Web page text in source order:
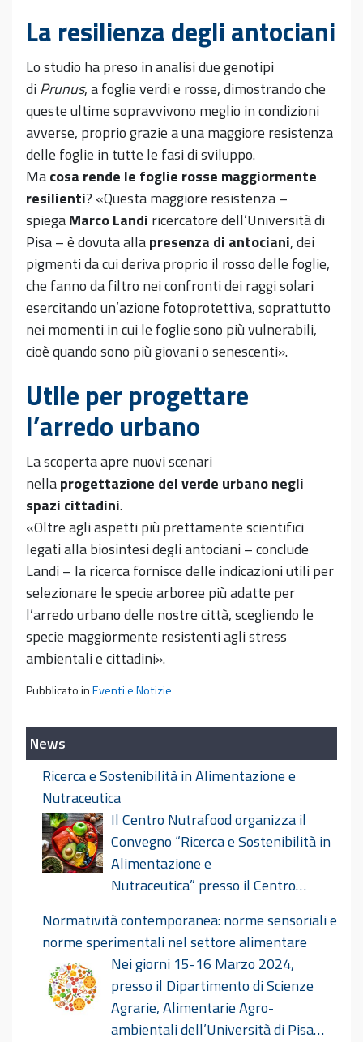
La resilienza degli antociani
Lo studio ha preso in analisi due genotipi
diPrunus, a foglie verdi e rosse, dimostrando che
queste ultime sopravvivono meglio in condizioni
avverse, proprio grazie a una maggiore resistenza
delle foglie in tutte le fasi di sviluppo.
Macosa rende le foglie rosse maggiormente
resilienti? «Questa maggiore resistenza –
spiegaMarco Landi ricercatore dell’Università di
Pisa – è dovuta allapresenza di antociani, dei
pigmenti da cui deriva proprio il rosso delle foglie,
che fanno da filtro nei confronti dei raggi solari
esercitando un’azione fotoprotettiva, soprattutto
nei momenti in cui le foglie sono più vulnerabili,
cioè quando sono più giovani o senescenti».
Utile per progettare
l’arredo urbano
La scoperta apre nuovi scenari
nellaprogettazione del verde urbano negli
spazi cittadini.
«Oltre agli aspetti più prettamente scientifici
legati alla biosintesi degli antociani – conclude
Landi – la ricerca fornisce delle indicazioni utili per
selezionare le specie arboree più adatte per
l’arredo urbano delle nostre città, scegliendo le
specie maggiormente resistenti agli stress
ambientali e cittadini».
Pubblicato inEventi e Notizie
News
Ricerca e Sostenibilità in Alimentazione e
Nutraceutica
Il Centro Nutrafood organizza il
Convegno “Ricerca e Sostenibilità in
Alimentazione e
Nutraceutica” presso il Centro
2024. Ricerca E Sostenibilità In Alimentazione E
Nutraceutica Def
Normatività contemporanea: norme sensoriali e
norme sperimentali nel settore alimentare
Nei giorni 15-16 Marzo 2024,
presso il Dipartimento di Scienze
Agrarie, Alimentarie Agro-
ambientali dell’Università di Pisa